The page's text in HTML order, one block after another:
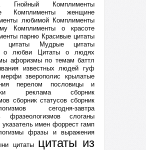
Гнойный
Комплименты
Комплименты женщине
любимой
Комплименты
Комплименты о красоте
парню Красивые цитаты
цитаты
Мудрые цитаты
о любви
Цитаты о людях
афоризмы по темам баттл
известных людей
гуф
зверополис
крылатые
перелом
пословицы и
реклама
сборник
сборник статусов сборник
сегодня-завтра
фразеологизмов
слоганы
указатель имен форрест гамп
фразы и выражения
цитаты
цитаты из